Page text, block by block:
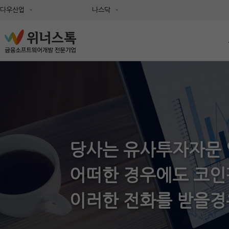
급
테
종
나
타
당사는 유사투자자
어떠한 경우에도 코
이러한 전화를 받을
다우산업 - 나스닥 -
코스피 상승종목
코스피 -